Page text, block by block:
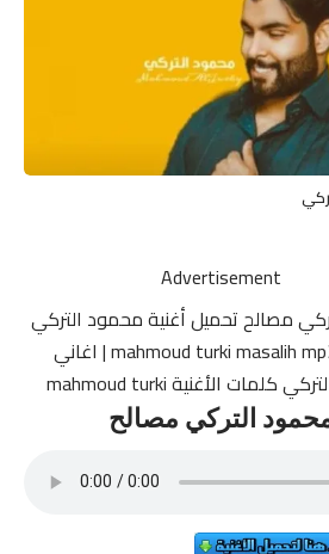
Advertisement
مصالح تحميل أغنية محمود التركي
mahmoud turki masalih اغاني
كلمات الأغنية mahmoud turki
التركي مصالح